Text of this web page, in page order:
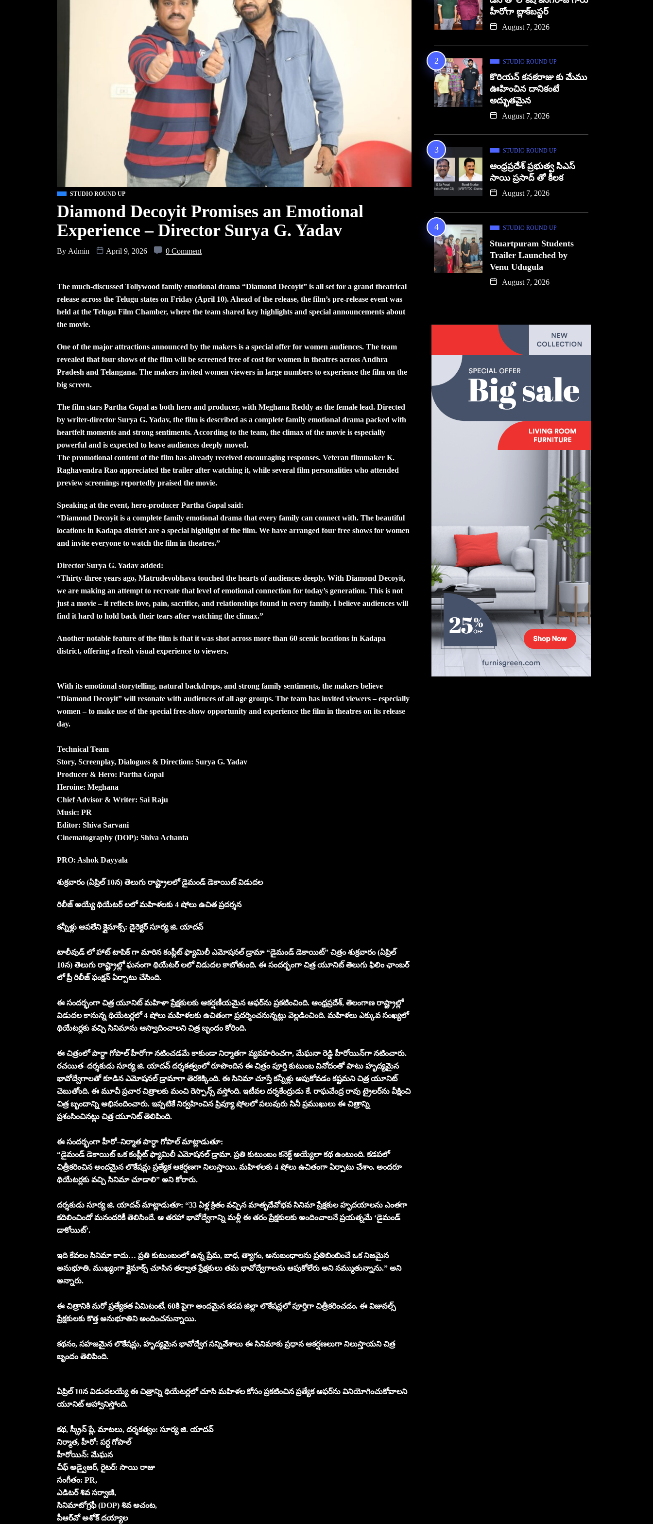
STUDIO ROUND UP
Diamond Decoyit Promises an Emotional
Experience – Director Surya G. Yadav
By Admin April 9, 2026 0 Comment
The much-discussed Tollywood family emotional drama “Diamond Decoyit” is all set for a grand theatrical
release across the Telugu states on Friday (April 10). Ahead of the release, the film’s pre-release event was
held at the Telugu Film Chamber, where the team shared key highlights and special announcements about
the movie.
One of the major attractions announced by the makers is a special offer for women audiences. The team
revealed that four shows of the film will be screened free of cost for women in theatres across Andhra
Pradesh and Telangana. The makers invited women viewers in large numbers to experience the film on the
big screen.
The film stars Partha Gopal as both hero and producer, with Meghana Reddy as the female lead. Directed
by writer-director Surya G. Yadav, the film is described as a complete family emotional drama packed with
heartfelt moments and strong sentiments. According to the team, the climax of the movie is especially
powerful and is expected to leave audiences deeply moved.
The promotional content of the film has already received encouraging responses. Veteran filmmaker K.
Raghavendra Rao appreciated the trailer after watching it, while several film personalities who attended
preview screenings reportedly praised the movie.
Speaking at the event, hero-producer Partha Gopal said:
“Diamond Decoyit is a complete family emotional drama that every family can connect with. The beautiful
locations in Kadapa district are a special highlight of the film. We have arranged four free shows for women
and invite everyone to watch the film in theatres.”
Director Surya G. Yadav added:
“Thirty-three years ago, Matrudevobhava touched the hearts of audiences deeply. With Diamond Decoyit,
we are making an attempt to recreate that level of emotional connection for today’s generation. This is not
just a movie – it reflects love, pain, sacrifice, and relationships found in every family. I believe audiences will
find it hard to hold back their tears after watching the climax.”
Another notable feature of the film is that it was shot across more than 60 scenic locations in Kadapa
district, offering a fresh visual experience to viewers.
With its emotional storytelling, natural backdrops, and strong family sentiments, the makers believe
“Diamond Decoyit” will resonate with audiences of all age groups. The team has invited viewers – especially
women – to make use of the special free-show opportunity and experience the film in theatres on its release
day.
Technical Team
Story, Screenplay, Dialogues & Direction: Surya G. Yadav
Producer & Hero: Partha Gopal
Heroine: Meghana
Chief Advisor & Writer: Sai Raju
Music: PR
Editor: Shiva Sarvani
Cinematography (DOP): Shiva Achanta
PRO: Ashok Dayyala
శుక్రవారం (ఏప్రిల్‌ 10న) తెలుగు రాష్ట్రాలలో డైమండ్ డెకాయిట్ విడుదల
రిలీజ్ అయ్యే థియేటర్ లలో మహిళలకు 4 షోలు ఉచిత ప్రదర్శన
కన్నీళ్లు ఆపలేని క్లైమాక్స్: డైరెక్టర్ సూర్య జి. యాదవ్
టాలీవుడ్ లో హాట్ టాపిక్ గా మారిన కంప్లీట్ ఫ్యామిలీ ఎమోషనల్ డ్రామా “డైమండ్ డెకాయిట్” చిత్రం శుక్రవారం (ఏప్రిల్‌
10న) తెలుగు రాష్ట్రాల్లో ఘనంగా థియేటర్ లలో విడుదల కాబోతుంది. ఈ సందర్భంగా చిత్ర యూనిట్ తెలుగు ఫిలిం ఛాంబర్
లో ప్రీ రిలీజ్ ఫంక్షన్ ఏర్పాటు చేసింది.
ఈ సందర్భంగా చిత్ర యూనిట్ మహిళా ప్రేక్షకులకు ఆకర్షణీయమైన ఆఫర్‌ను ప్రకటించింది. ఆంధ్రప్రదేశ్‌, తెలంగాణ రాష్ట్రాల్లో
విడుదల కానున్న థియేటర్లలో 4 షోలు మహిళలకు ఉచితంగా ప్రదర్శించనున్నట్లు వెల్లడించింది. మహిళలు ఎక్కువ సంఖ్యలో
థియేటర్లకు వచ్చి సినిమాను ఆస్వాదించాలని చిత్ర బృందం కోరింది.
ఈ చిత్రంలో పార్ధా గోపాల్ హీరోగా నటించడమే కాకుండా నిర్మాతగా వ్యవహరించగా, మేఘనా రెడ్డి హీరోయిన్‌గా నటించారు.
రచయిత–దర్శకుడు సూర్య జి. యాదవ్ దర్శకత్వంలో రూపొందిన ఈ చిత్రం పూర్తి కుటుంబ వినోదంతో పాటు హృద్యమైన
భావోద్వేగాలతో కూడిన ఎమోషనల్ డ్రామాగా తెరకెక్కింది. ఈ సినిమా చూస్తే కన్నీళ్లు ఆపుకోవడం కష్టమని చిత్ర యూనిట్
చెబుతోంది. ఈ మూవీ ప్రచార చిత్రాలకు మంచి రెస్పాన్స్ వస్తోంది. ఇటీవల దర్శకేంద్రుడు కే. రాఘవేంద్ర రావు ట్రైలర్‌ను వీక్షించి
చిత్ర బృందాన్ని అభినందించారు. ఇప్పటికే నిర్వహించిన ప్రివ్యూ షోలలో పలువురు సినీ ప్రముఖులు ఈ చిత్రాన్ని
ప్రశంసించినట్లు చిత్ర యూనిట్ తెలిపింది.
ఈ సందర్భంగా హీరో–నిర్మాత పార్ధా గోపాల్ మాట్లాడుతూ:
“డైమండ్ డెకాయిట్ ఒక కంప్లీట్ ఫ్యామిలీ ఎమోషనల్ డ్రామా. ప్రతి కుటుంబం కనెక్ట్ అయ్యేలా కథ ఉంటుంది. కడపలో
చిత్రీకరించిన అందమైన లొకేషన్లు ప్రత్యేక ఆకర్షణగా నిలుస్తాయి. మహిళలకు 4 షోలు ఉచితంగా ఏర్పాటు చేశాం. అందరూ
థియేటర్లకు వచ్చి సినిమా చూడాలి” అని కోరారు.
దర్శకుడు సూర్య జి. యాదవ్ మాట్లాడుతూ: “33 ఏళ్ల క్రితం వచ్చిన మాతృదేవోభవ సినిమా ప్రేక్షకుల హృదయాలను ఎంతగా
కదిలించిందో మనందరికీ తెలిసిందే. ఆ తరహా భావోద్వేగాన్ని మళ్లీ ఈ తరం ప్రేక్షకులకు అందించాలనే ప్రయత్నమే ‘డైమండ్
డాకోయిట్’.
ఇది కేవలం సినిమా కాదు… ప్రతి కుటుంబంలో ఉన్న ప్రేమ, బాధ, త్యాగం, అనుబంధాలను ప్రతిబింబించే ఒక నిజమైన
అనుభూతి. ముఖ్యంగా క్లైమాక్స్ చూసిన తర్వాత ప్రేక్షకులు తమ భావోద్వేగాలను ఆపుకోలేరు అని నమ్ముతున్నాను.” అని
అన్నారు.
ఈ చిత్రానికి మరో ప్రత్యేకత ఏమిటంటే, 60కి పైగా అందమైన కడప జిల్లా లొకేషన్లలో పూర్తిగా చిత్రీకరించడం. ఈ విజువల్స్
ప్రేక్షకులకు కొత్త అనుభూతిని అందించనున్నాయి.
కథనం, సహజమైన లొకేషన్లు, హృద్యమైన భావోద్వేగ సన్నివేశాలు ఈ సినిమాకు ప్రధాన ఆకర్షణలుగా నిలుస్తాయని చిత్ర
బృందం తెలిపింది.
ఏప్రిల్‌ 10న విడుదలయ్యే ఈ చిత్రాన్ని థియేటర్లలో చూసి మహిళల కోసం ప్రకటించిన ప్రత్యేక ఆఫర్‌ను వినియోగించుకోవాలని
యూనిట్ ఆహ్వానిస్తోంది.
కథ, స్క్రీన్ ప్లే, మాటలు, దర్శకత్వం: సూర్య జి. యాదవ్
నిర్మాత, హీరో: పర్ధ గోపాల్
హీరోయిన్: మేఘన
చీఫ్ అడ్వైజర్, రైటర్: సాయి రాజు
సంగీతం: PR,
ఎడిటర్ శివ సర్వాణి,
సినిమాటోగ్రఫీ (DOP) శివ అచంట,
పీఆర్‌వో అశోక్ ద‌య్యాల
హీరోగా బ్లాక్‌బస్టర్
August 7, 2026
STUDIO ROUND UP
కొరియన్ కనకరాజు కు మేము
ఊహించిన దానికంటే
అద్భుతమైన
August 7, 2026
STUDIO ROUND UP
ఆంధ్రప్రదేశ్ ప్రభుత్వ సిఎస్
సాయి ప్రసాద్ తో కీలక
August 7, 2026
STUDIO ROUND UP
Stuartpuram Students
Trailer Launched by
Venu Udugula
August 7, 2026